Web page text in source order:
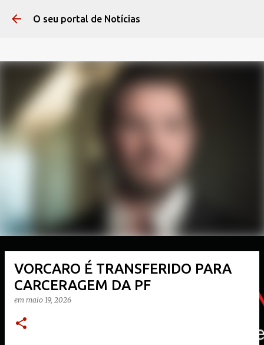
O seu portal de Notícias
VORCARO É TRANSFERIDO PARA
CARCERAGEM DA PF
em maio 19, 2026